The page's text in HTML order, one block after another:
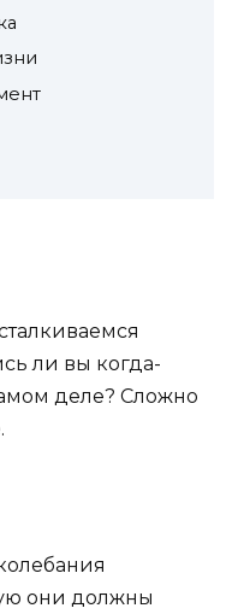
ли вы когда-
деле? Сложно
они должны